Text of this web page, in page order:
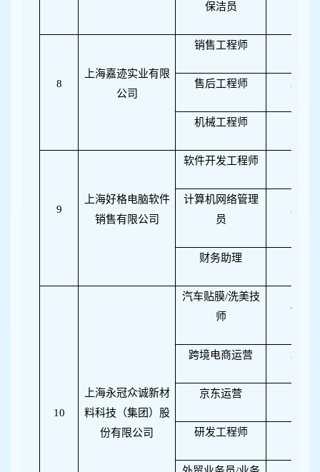
保洁员
8
上海嘉迹实业有限
公司
销售工程师 5
售后工程师 3
机械工程师
9
上海好格电脑软件
销售有限公司
软件开发工程师
计算机网络管理
员
2
财务助理
10
上海永冠众诚新材
料科技（集团）股
份有限公司
汽车贴膜/洗美技
师
4
跨境电商运营 3
京东运营
研发工程师